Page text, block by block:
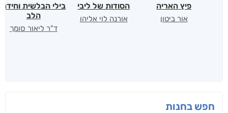
חפש בחנות
פיץ האריה
אור ביטון
הסודות של ליבי
אורנה לוי אליהו
בילי הבלשית וחידת
הלב
ד"ר ליאור סומך